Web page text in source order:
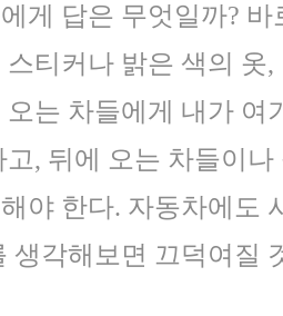
게 답은 무엇일까?
스티커나 밝은 색의 옷
오는 차들에게 내가 여
고, 뒤에 오는 차들이
야 한다. 자동차에도
생각해보면 끄덕여질